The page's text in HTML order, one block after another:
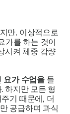
만, 이상적으로
가를 하는 것이
시켜 체중 감량
요가 수업을들
하지만 모든 형
기 때문에, 더
공급하며 과식